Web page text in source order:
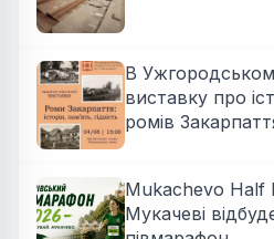
В
виставку про
ромів
Mukachevo Half
Мукачеві